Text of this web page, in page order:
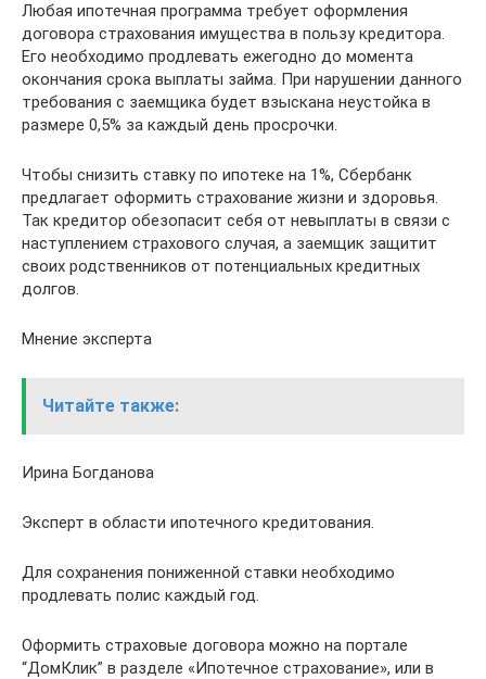
Любая ипотечная программа требует оформления
договора страхования имущества в пользу кредитора.
Его необходимо продлевать ежегодно до момента
окончания срока выплаты займа. При нарушении данного
требования с заемщика будет взыскана неустойка в
размере 0,5% за каждый день просрочки.
Чтобы снизить ставку по ипотеке на 1%, Сбербанк
предлагает оформить страхование жизни и здоровья.
Так кредитор обезопасит себя от невыплаты в связи с
наступлением страхового случая, а заемщик защитит
своих родственников от потенциальных кредитных
долгов.
Мнение эксперта
Читайте также:
Ирина Богданова
Эксперт в области ипотечного кредитования.
Для сохранения пониженной ставки необходимо
продлевать полис каждый год.
Оформить страховые договора можно на портале
“ДомКлик” в разделе «Ипотечное страхование», или в